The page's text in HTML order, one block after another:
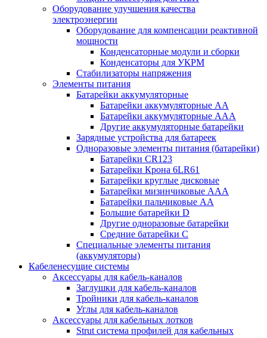
Оборудование улучшения качества
электроэнергии
Оборудование для компенсации реактивной
мощности
Конденсаторные модули и сборки
Конденсаторы для УКРМ
Стабилизаторы напряжения
Элементы питания
Батарейки аккумуляторные
Батарейки аккумуляторные АА
Батарейки аккумуляторные ААА
Другие аккумуляторные батарейки
Зарядные устройства для батареек
Одноразовые элементы питания (батарейки)
Батарейки CR123
Батарейки Крона 6LR61
Батарейки круглые дисковые
Батарейки мизинчиковые ААА
Батарейки пальчиковые АА
Большие батарейки D
Другие одноразовые батарейки
Средние батарейки C
Специальные элементы питания
(аккумуляторы)
Кабеленесущие системы
Аксессуары для кабель-каналов
Заглушки для кабель-каналов
Тройники для кабель-каналов
Углы для кабель-каналов
Аксессуары для кабельных лотков
Strut система профилей для кабельных